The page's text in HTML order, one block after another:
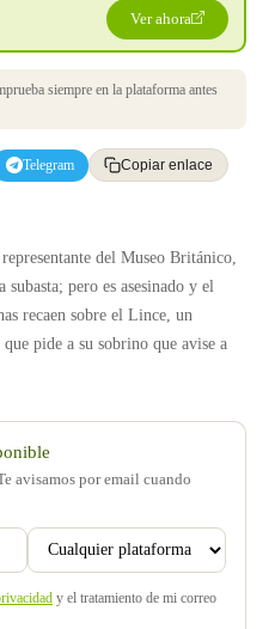
Ver ahora
siempre en la plataforma antes
Telegram Copiar enlace
del Museo Británico,
pero es asesinado y el
recaen sobre el Lince, un
pide a su sobrino que avise a
avisamos por email cuando
y el tratamiento de mi correo